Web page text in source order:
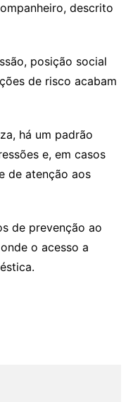
descrito
posição social
de risco acabam
há um padrão
e, em casos
de atenção aos
de prevenção ao
o acesso a